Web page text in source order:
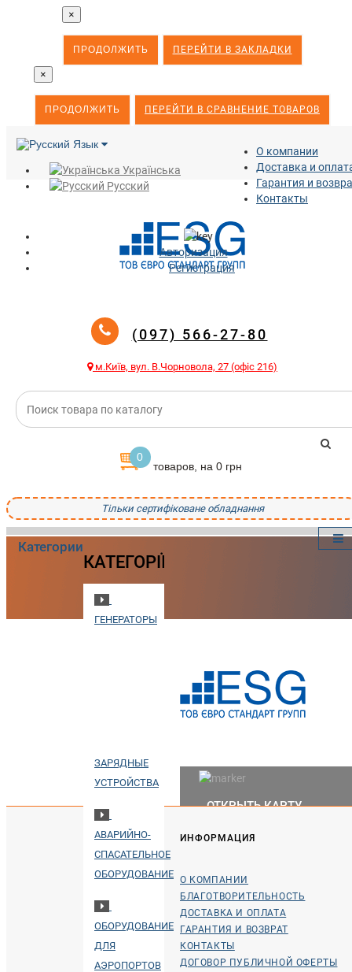
×
ПРОДОЛЖИТЬ ПЕРЕЙТИ В ЗАКЛАДКИ
×
ПРОДОЛЖИТЬ ПЕРЕЙТИ В СРАВНЕНИЕ ТОВАРОВ
Язык
Українська
Русский
О компании
Доставка и
Гарантия и
Контакты
Авторизация
Регистрация
(097) 566-27-80
м.Київ, вул. В.Чорновола, 27 (офіс 216)
0
товаров, на 0 грн
Тільки сертифіковане обладнання
Категории
КАТЕГОРІЇ
ГЕНЕРАТОРЫ
ЗАРЯДНЫЕ
УСТРОЙСТВА
АВАРИЙНО-
СПАСАТЕЛЬНОЕ
ОБОРУДОВАНИЕ
ОБОРУДОВАНИЕ
ДЛЯ
АЭРОПОРТОВ
ОТКРЫТЬ КАРТУ
ИНФОРМАЦИЯ
О КОМПАНИИ
БЛАГОТВОРИТЕЛЬНОСТЬ
ДОСТАВКА И ОПЛАТА
ГАРАНТИЯ И ВОЗВРАТ
КОНТАКТЫ
ДОГОВОР ПУБЛИЧНОЙ ОФЕРТЫ